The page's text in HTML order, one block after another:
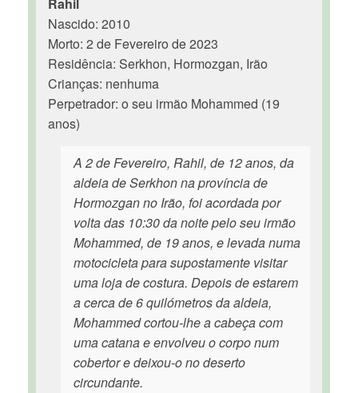
Nascido: 2010
Morto: 2 de Fevereiro de 2023
Residência: Serkhon, Hormozgan, Irão
Crianças: nenhuma
Perpetrador: o seu irmão Mohammed (19
anos)
A 2 de Fevereiro, Rahil, de 12 anos, da
aldeia de Serkhon na província de
Hormozgan no Irão, foi acordada por
volta das 10:30 da noite pelo seu irmão
Mohammed, de 19 anos, e levada numa
motocicleta para supostamente visitar
uma loja de costura. Depois de estarem
a cerca de 6 quilómetros da aldeia,
Mohammed cortou-lhe a cabeça com
uma catana e envolveu o corpo num
cobertor e deixou-o no deserto
circundante.